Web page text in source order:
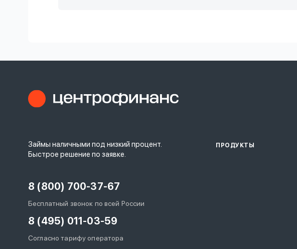
Займы наличными под низкий процент.
Быстрое решение по заявке.
8 (800) 700-37-67
Бесплатный звонок по всей России
8 (495) 011-03-59
Согласно тарифу оператора
ПРОДУКТЫ